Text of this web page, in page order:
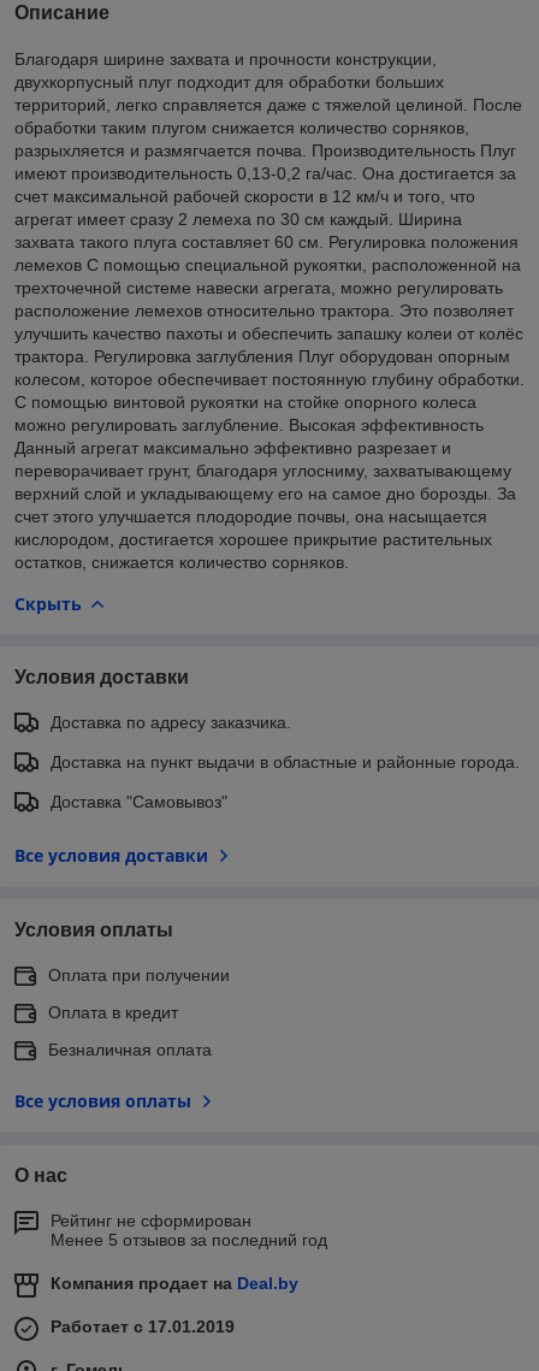
Описание
Благодаря ширине захвата и прочности конструкции,
двухкорпусный плуг подходит для обработки больших
территорий, легко справляется даже с тяжелой целиной. После
обработки таким плугом снижается количество сорняков,
разрыхляется и размягчается почва. Производительность Плуг
имеют производительность 0,13-0,2 га/час. Она достигается за
счет максимальной рабочей скорости в 12 км/ч и того, что
агрегат имеет сразу 2 лемеха по 30 см каждый. Ширина
захвата такого плуга составляет 60 см. Регулировка положения
лемехов С помощью специальной рукоятки, расположенной на
трехточечной системе навески агрегата, можно регулировать
расположение лемехов относительно трактора. Это позволяет
улучшить качество пахоты и обеспечить запашку колеи от колёс
трактора. Регулировка заглубления Плуг оборудован опорным
колесом, которое обеспечивает постоянную глубину обработки.
С помощью винтовой рукоятки на стойке опорного колеса
можно регулировать заглубление. Высокая эффективность
Данный агрегат максимально эффективно разрезает и
переворачивает грунт, благодаря углосниму, захватывающему
верхний слой и укладывающему его на самое дно борозды. За
счет этого улучшается плодородие почвы, она насыщается
кислородом, достигается хорошее прикрытие растительных
остатков, снижается количество сорняков.
Скрыть
Условия доставки
Доставка по адресу заказчика.
Доставка на пункт выдачи в областные и районные города.
Доставка "Самовывоз"
Все условия доставки
Условия оплаты
Оплата при получении
Оплата в кредит
Безналичная оплата
Все условия оплаты
О нас
Рейтинг не сформирован
Менее 5 отзывов за последний год
Компания продает на Deal.by
Работает с 17.01.2019